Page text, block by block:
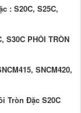
: S20C, S25C,
S30C PHÔI TRÒN
SNCM420,
Tròn Đặc S20C